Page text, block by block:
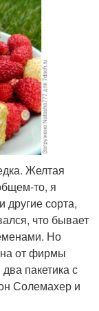
Желтая
то, я
другие сорта,
что бывает
Но
от фирмы
пакетика с
Солемахер и